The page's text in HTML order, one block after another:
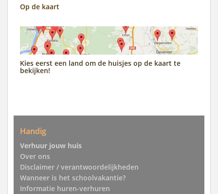
Op de kaart
Kies eerst een land om de huisjes op de kaart te
bekijken!
Handig
Verhuur jouw huis
Over ons
Disclaimer / verantwoordelijkheden
Wanneer is het schoolvakantie?
Informatie huren-verhuren